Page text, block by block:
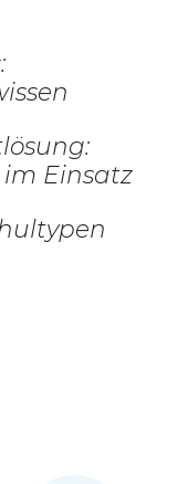
Einsatz